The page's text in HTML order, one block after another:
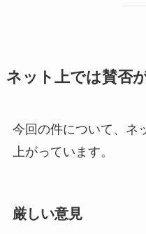
ネット上では賛否
今回の件について、ネ
上がっています。
厳しい意見